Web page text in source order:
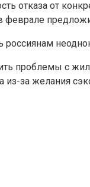
отказа от
феврале
проблемы с
за желания